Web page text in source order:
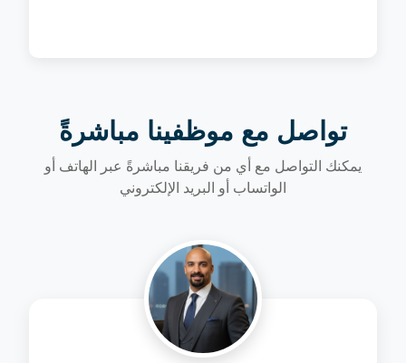
تواصل مع موظفينا مباشرةً
يمكنك التواصل مع أي من فريقنا مباشرةً عبر الهاتف أو
الواتساب أو البريد الإلكتروني